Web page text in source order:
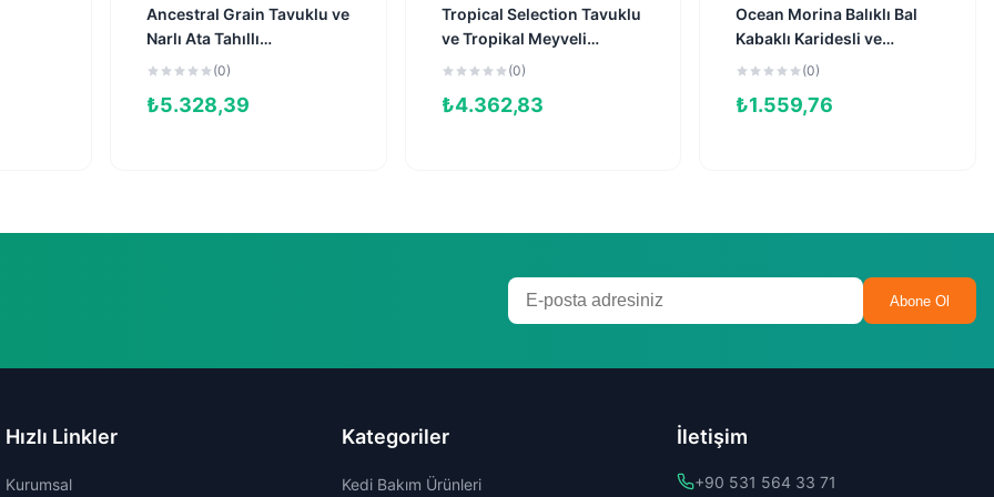
Ancestral Grain Tavuklu ve
Narlı Ata Tahıllı
Kısırlaştırılmış Kedi
(0)
₺5.328,39
Tropical Selection Tavuklu
ve Tropikal Meyveli
Kısırlaştırılmış Kedi
(0)
₺4.362,83
Ocean Morina Balıklı Bal
Kabaklı Karidesli ve
Kavunlu Tahılsız Yavru
(0)
₺1.559,76
Abone Ol
Hızlı Linkler
Kurumsal
Kategoriler
Kedi Bakım Ürünleri
İletişim
+90 531 564 33 71